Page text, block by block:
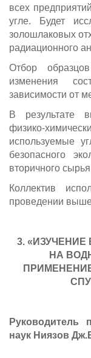
всех
угле. Будет
золошлаковых
радиационного
Отбор
изменения
зависимости от
В результате
физико-
используемые
безопасного
вторичного
Коллектив
проведении
3.
НА
Руководитель
наук Ниязов